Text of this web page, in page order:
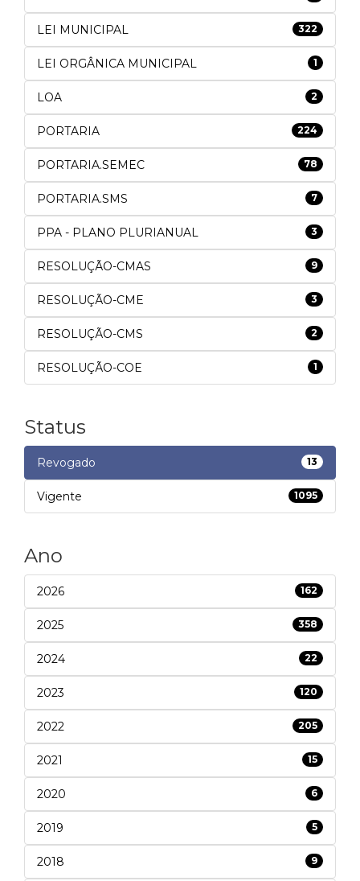
LEI MUNICIPAL 322
LEI ORGÂNICA MUNICIPAL 1
LOA 2
PORTARIA 224
PORTARIA.SEMEC 78
PORTARIA.SMS 7
PPA - PLANO PLURIANUAL 3
RESOLUÇÃO-CMAS 9
RESOLUÇÃO-CME 3
RESOLUÇÃO-CMS 2
RESOLUÇÃO-COE 1
Status
Revogado 13
Vigente 1095
Ano
2026 162
2025 358
2024 22
2023 120
2022 205
2021 15
2020 6
2019 5
2018 9